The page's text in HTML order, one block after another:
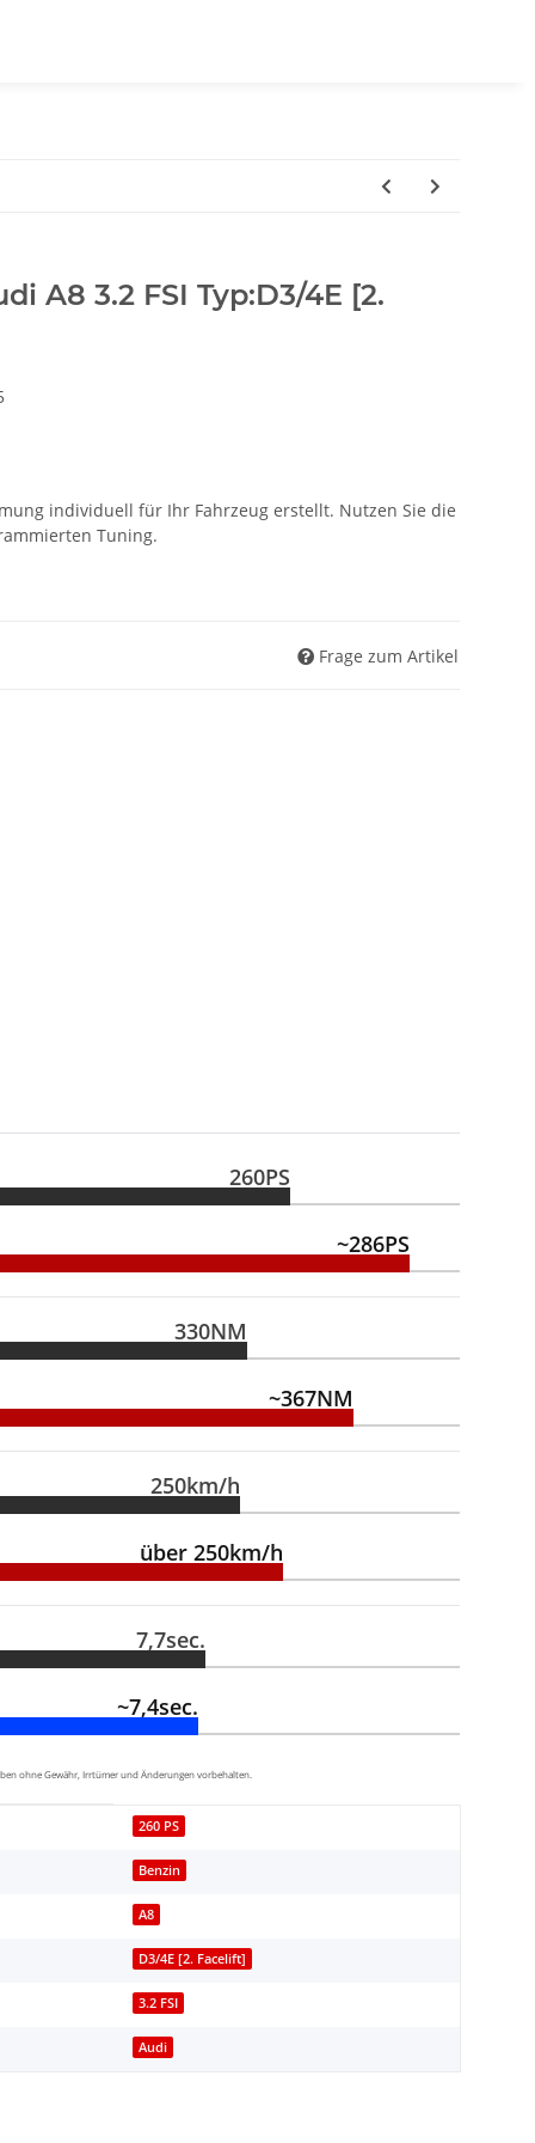
A8 3.2 FSI Typ:D3/4E [2.
individuell für Ihr Fahrzeug erstellt. Nutzen Sie die
Tuning.
Frage zum Artikel
260PS
~286PS
330NM
~367NM
250km/h
über 250km/h
7,7sec.
~7,4sec.
ohne Gewähr, Irrtümer und Änderungen vorbehalten.
260 PS
Benzin
A8
D3/4E [2. Facelift]
3.2 FSI
Audi